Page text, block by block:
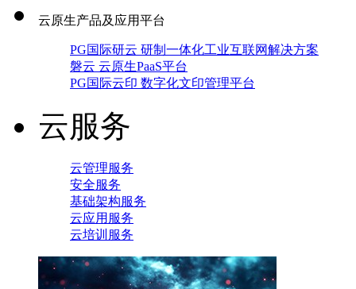
云原生产品及应用平台
PG国际研云 研制一体化工业互联网解决方案
磐云 云原生PaaS平台
PG国际云印 数字化文印管理平台
云服务
云管理服务
安全服务
基础架构服务
云应用服务
云培训服务